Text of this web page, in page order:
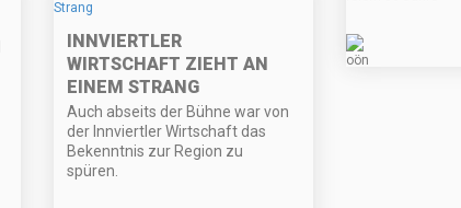
INNVIERTLER
WIRTSCHAFT ZIEHT AN
EINEM STRANG
Auch abseits der Bühne war von
der Innviertler Wirtschaft das
Bekenntnis zur Region zu
spüren.